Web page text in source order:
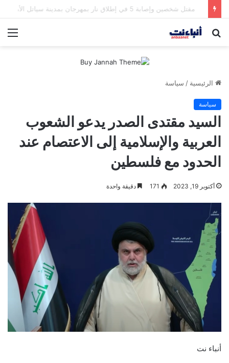
مقتل شخصين وإصابة 5 في إطلاق نار بمهرجان بمدينة سياتل الأميركية
بحث
الرئيسية / سياسة
سياسة
السيد مقتدى الصدر يدعو الشعوب
العربية والإسلامية إلى الاعتصام عند
الحدود مع فلسطين
أكتوبر 19, 2023 171 دقيقة واحدة
أنباء نت